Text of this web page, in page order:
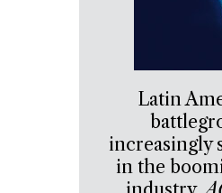
Latin
increasingly
in the